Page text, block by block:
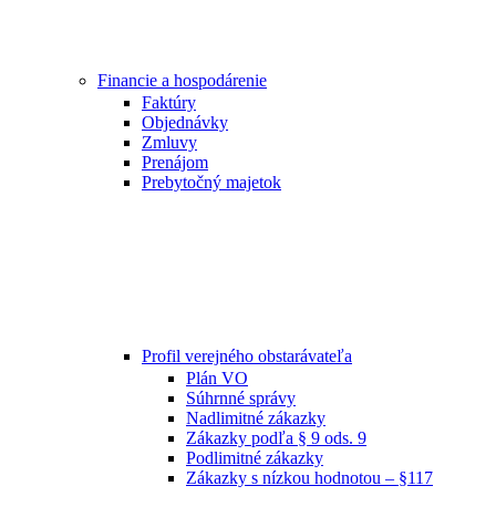
Financie a hospodárenie
Faktúry
Objednávky
Zmluvy
Prenájom
Prebytočný majetok
Profil verejného obstarávateľa
Plán VO
Súhrnné správy
Nadlimitné zákazky
Zákazky podľa § 9 ods. 9
Podlimitné zákazky
Zákazky s nízkou hodnotou – §117